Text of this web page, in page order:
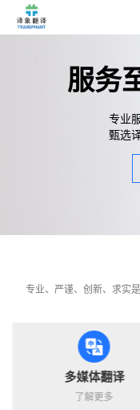
服务
专业
甄选
专业、严谨、创新、求实
多媒体翻译
了解更多